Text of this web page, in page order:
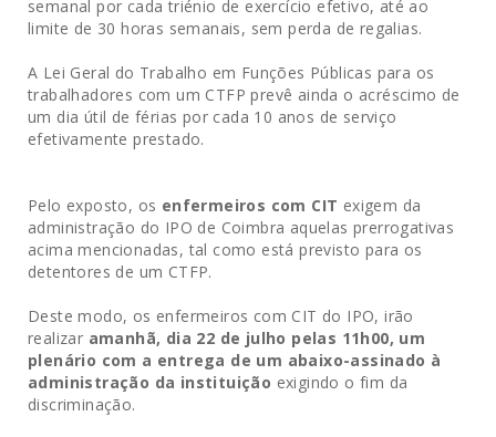
semanal por cada triénio de exercício efetivo, até ao
limite de 30 horas semanais, sem perda de regalias.
A Lei Geral do Trabalho em Funções Públicas para os
trabalhadores com um CTFP prevê ainda o acréscimo de
um dia útil de férias por cada 10 anos de serviço
efetivamente prestado.
Pelo exposto, os enfermeiros com CIT exigem da
administração do IPO de Coimbra aquelas prerrogativas
acima mencionadas, tal como está previsto para os
detentores de um CTFP.
Deste modo, os enfermeiros com CIT do IPO, irão
realizar amanhã, dia 22 de julho pelas 11h00, um
plenário com a entrega de um abaixo-assinado à
administração da instituição exigindo o fim da
discriminação.